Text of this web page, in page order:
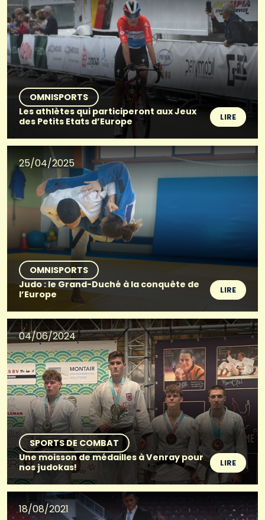
OMNISPORTS
Les athlètes qui participeront aux Jeux
des Petits Etats d’Europe
LIRE
25/04/2025
OMNISPORTS
Judo : le Grand-Duché à la conquête de
l’Europe
LIRE
04/06/2024
SPORTS DE COMBAT
Une moisson de médailles à Venray pour
nos judokas!
LIRE
18/08/2021